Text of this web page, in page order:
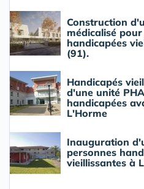
Construction
médicalisé
handicapées
(91).
Handicapés
d'une unité
handicapées
L'Horme
Inauguration
personnes
vieillissantes à